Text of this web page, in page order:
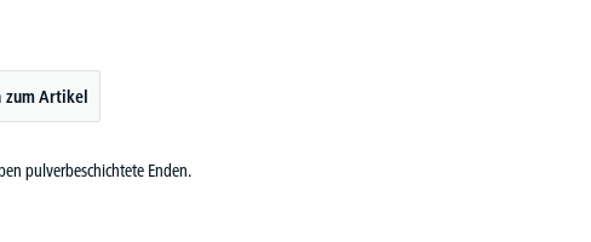
zum Artikel
pulverbeschichtete Enden.